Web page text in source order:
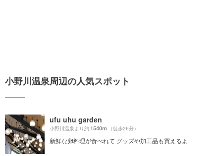
小野川温泉周辺の人気スポット
ufu uhu garden
小野川温泉より約1540m （徒歩26分）
新鮮な卵料理が食べれて グッズや加工品も買えるよ